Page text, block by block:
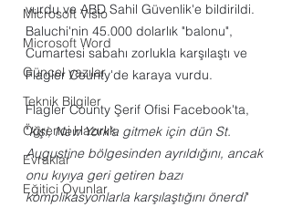
Microsoft Visio
Microsoft Word
Güncel yazılar
Teknik Bilgiler
Öğrenci Hazırlık
Evraklar
Eğitici Oyunlar
vurdu ve ABD Sahil Güvenlik'e bildirildi.
Baluchi'nin 45.000 dolarlık "balonu",
Cumartesi sabahı zorlukla karşılaştı ve
Flagler County'de karaya vurdu.
Flagler County Şerif Ofisi Facebook'ta,
"kişi, New York'a gitmek için dün St.
Augustine bölgesinden ayrıldığını, ancak
onu kıyıya geri getiren bazı
komplikasyonlarla karşılaştığını önerdi"